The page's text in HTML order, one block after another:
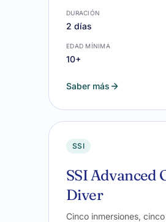
DURACIÓN
2 días
EDAD MÍNIMA
10+
Saber más
SSI
SSI Advanced
Diver
Cinco inmersiones,